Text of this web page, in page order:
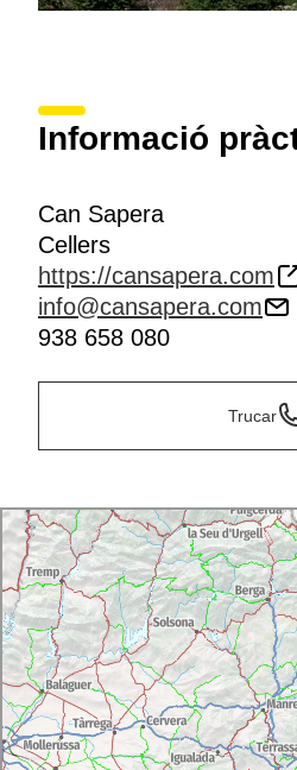
Informació
Can Sapera
Cellers
https://cansapera.com
info@cansapera.com
938 658 080
Trucar